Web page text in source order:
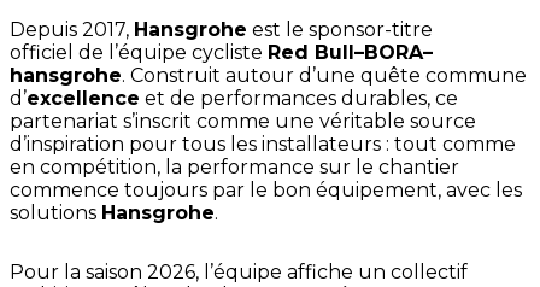
Depuis 2017, Hansgrohe est le sponsor-titre
officiel de l’équipe cycliste Red Bull–BORA–
hansgrohe. Construit autour d’une quête commune
d’excellence et de performances durables, ce
partenariat s’inscrit comme une véritable source
d’inspiration pour tous les installateurs : tout comme
en compétition, la performance sur le chantier
commence toujours par le bon équipement, avec les
solutions Hansgrohe.
Pour la saison 2026, l’équipe affiche un collectif